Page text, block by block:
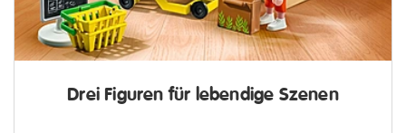
Drei Figuren für lebendige Szenen